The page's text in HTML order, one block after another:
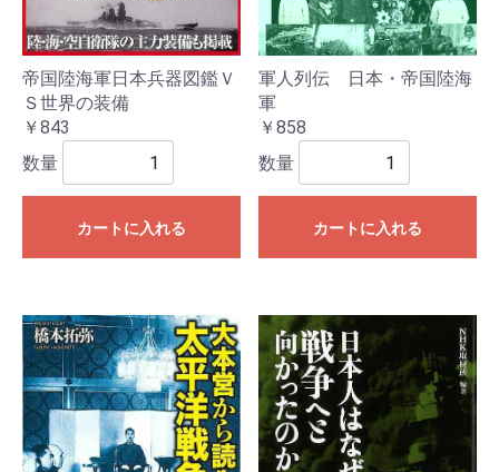
帝国陸海軍日本兵器図鑑Ｖ
Ｓ世界の装備
￥843
数量
カートに入れる
軍人列伝 日本・帝国陸海
軍
￥858
数量
カートに入れる